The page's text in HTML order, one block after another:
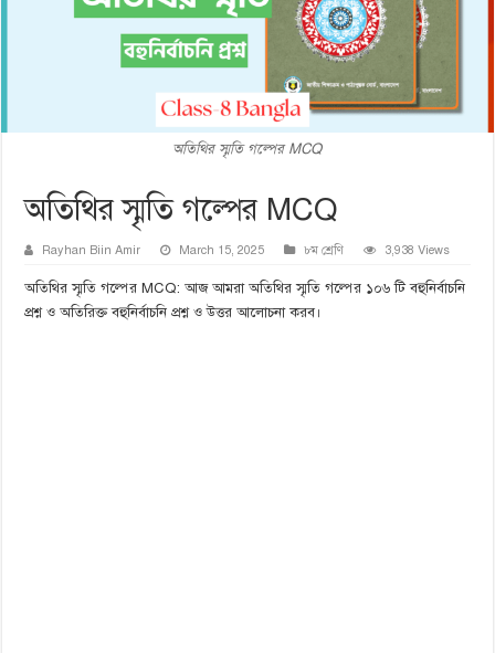
অতিথির স্মৃতি গল্পের MCQ
অতিথির স্মৃতি গল্পের MCQ
Rayhan Biin Amir March 15, 2025 ৮ম শ্রেণি 3,938 Views
অতিথির স্মৃতি গল্পের MCQ: আজ আমরা অতিথির স্মৃতি গল্পের ১০৬ টি বহুনির্বাচনি
প্রশ্ন ও অতিরিক্ত বহুনির্বাচনি প্রশ্ন ও উত্তর আলোচনা করব।